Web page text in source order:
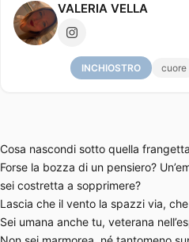
VALERIA VELLA
INCHIOSTRO cuore
Cosa nascondi sotto quella
Forse la bozza di un pensiero?
sei costretta a sopprimere?
Lascia che il vento la spazzi via,
Sei umana anche tu, veterana